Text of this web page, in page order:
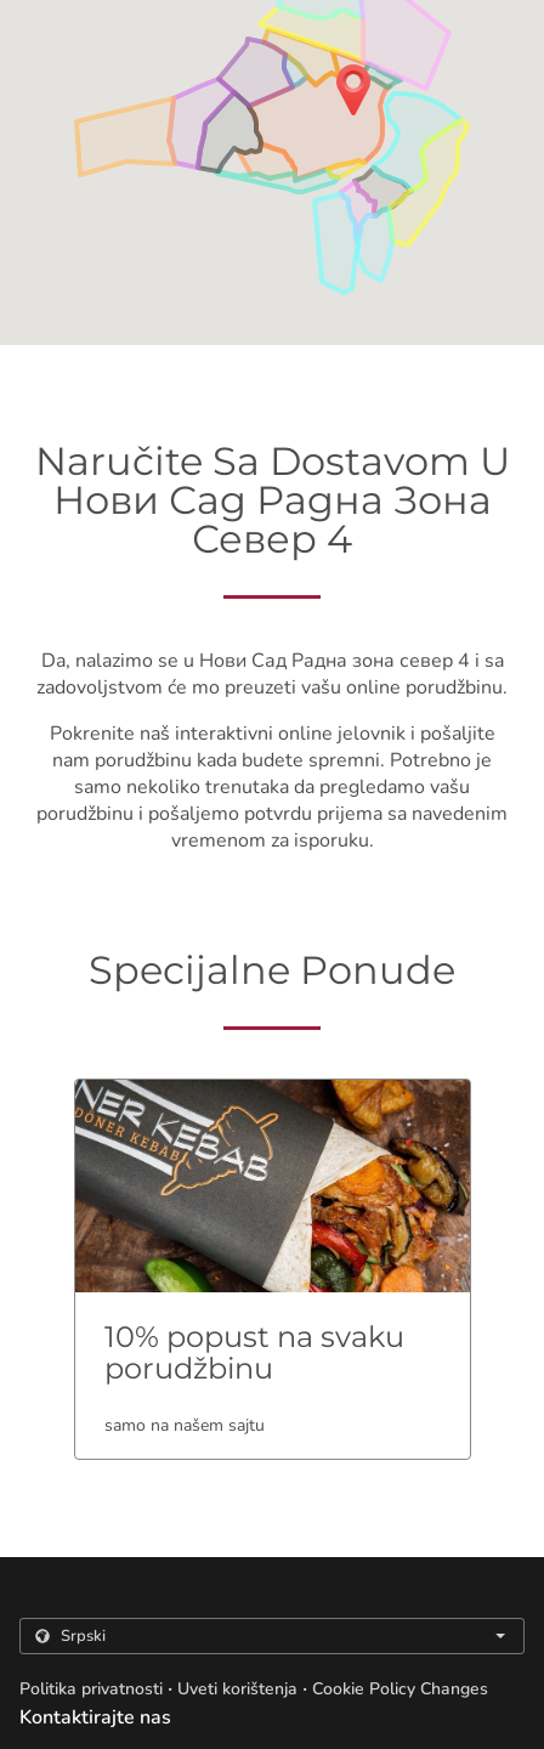
Naručite Sa Dostavom U
Нови Сад Радна Зона
Север 4
Da, nalazimo se u Нови Сад Радна зона север 4 i sa
zadovoljstvom će mo preuzeti vašu online porudžbinu.
Pokrenite naš interaktivni online jelovnik i pošaljite
nam porudžbinu kada budete spremni. Potrebno je
samo nekoliko trenutaka da pregledamo vašu
porudžbinu i pošaljemo potvrdu prijema sa navedenim
vremenom za isporuku.
Specijalne Ponude
10% popust na svaku
porudžbinu
samo na našem sajtu
Politika privatnosti . Uveti korištenja . Cookie Policy Changes
Kontaktirajte nas